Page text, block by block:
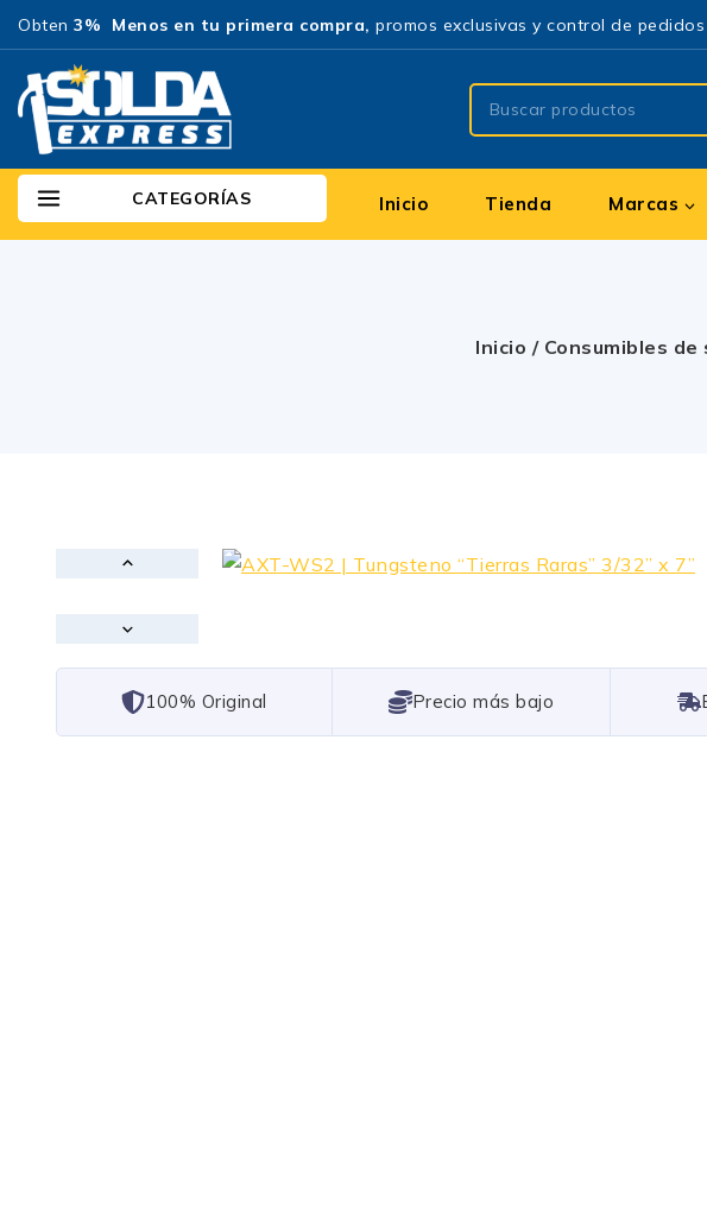
Obten 3% Menos en tu primera compra, promos exclusivas y control de
CATEGORÍAS Inicio Tienda Marcas
Inicio / Consumibles de
101% Original Lowest Price